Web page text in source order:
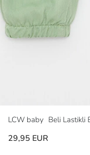
LCW baby Beli Lastikli
29,95 EUR